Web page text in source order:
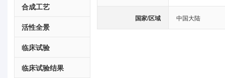
合成工艺
活性全景
临床试验
临床试验结果
国家/区域 中国大陆